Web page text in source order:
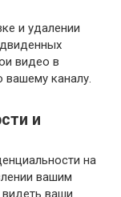
и удалении
видео в
вашему каналу.
и
на
вашим